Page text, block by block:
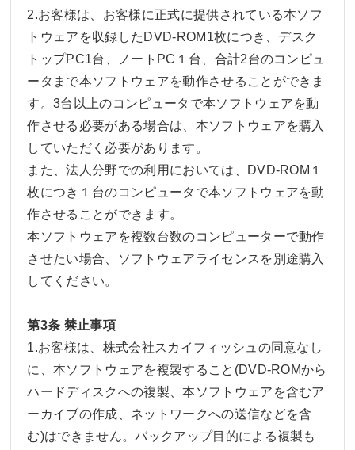
2.お客様は、お客様に正式に提供されている本ソフ
トウェアを収録したDVD-ROM1枚につき、デスク
トップPC1台、ノートPC１台、合計2台のコンピュ
ータまで本ソフトウェアを動作させることができま
す。3台以上のコンピュータで本ソフトウェアを動
作させる必要がある場合は、本ソフトウェアを購入
していただく必要があります。
また、法人分野での利用においては、DVD-ROM１
枚につき１台のコンピュータで本ソフトウェアを動
作させることができます。
本ソフトウェアを複数台数のコンピューターで動作
させたい場合、ソフトウェアライセンスを別途購入
してください。
第3条 禁止事項
1.お客様は、株式会社スカイフィッシュの同意なし
に、本ソフトウェアを複製すること(DVD-ROMから
ハードディスクへの複製、本ソフトウェアを含むア
ーカイブの作成、ネットワークへの送信などを含
む)はできません。バックアップ目的による複製も